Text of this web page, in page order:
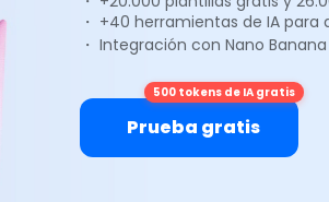
que en Photoshop hay diferentes
así que, si quieres hacer ajustes,
la capa de texto en el
・ +40 herramientas de IA
・ Integración con Nano Banana
500 tokens de IA gratis
Prueba gratis